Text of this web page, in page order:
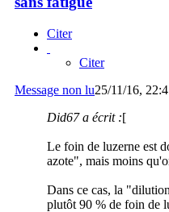
Citer
Citer
Message non lu25/11/16,
Did67 a écrit :[
Le foin de luzerne est
azote", mais moins
Dans ce cas, la
plutôt 90 % de foin de